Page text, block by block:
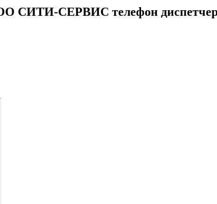
СИТИ-СЕРВИС телефон